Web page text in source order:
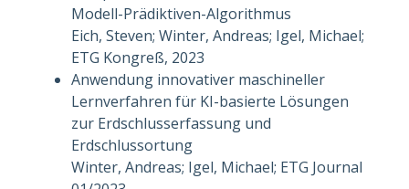
Modell-Prädiktiven-Algorithmus
Eich, Steven; Winter, Andreas; Igel, Michael;
ETG Kongreß, 2023
Anwendung innovativer maschineller
Lernverfahren für KI-basierte Lösungen
zur Erdschlusserfassung und
Erdschlussortung
Winter, Andreas; Igel, Michael; ETG Journal